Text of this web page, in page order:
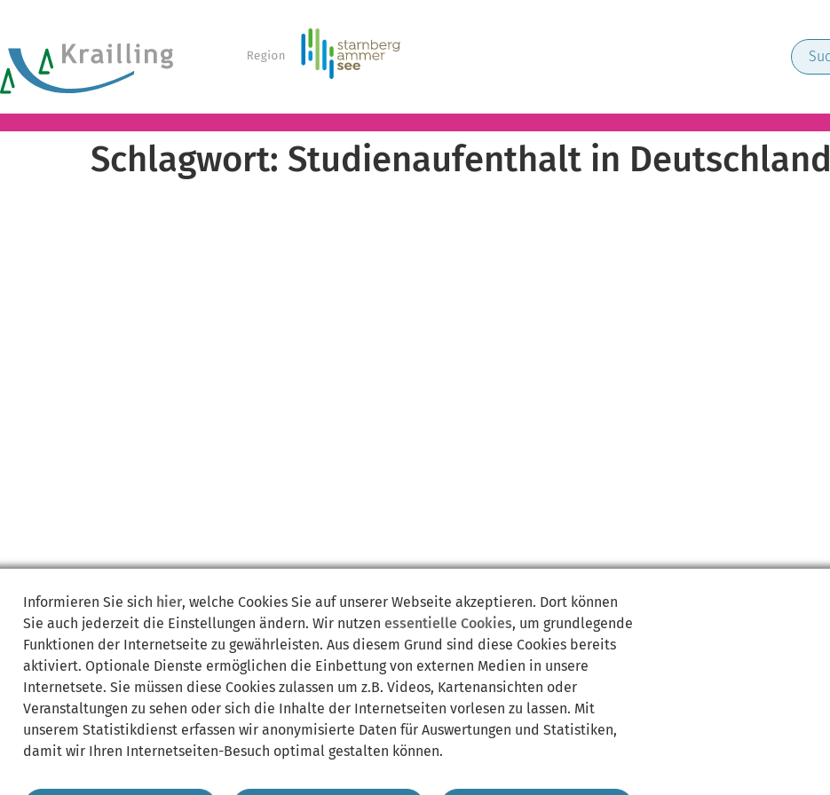
Schlagwort: Studienaufenthalt in Deutschland
Informieren Sie sich hier, welche Cookies Sie auf unserer Webseite akzeptieren. Dort können
Sie auch jederzeit die Einstellungen ändern. Wir nutzen essentielle Cookies, um grundlegende
Funktionen der Internetseite zu gewährleisten. Aus diesem Grund sind diese Cookies bereits
aktiviert. Optionale Dienste ermöglichen die Einbettung von externen Medien in unsere
Internetsete. Sie müssen diese Cookies zulassen um z.B. Videos, Kartenansichten oder
Veranstaltungen zu sehen oder sich die Inhalte der Internetseiten vorlesen zu lassen. Mit
unserem Statistikdienst erfassen wir anonymisierte Daten für Auswertungen und Statistiken,
damit wir Ihren Internetseiten-Besuch optimal gestalten können.